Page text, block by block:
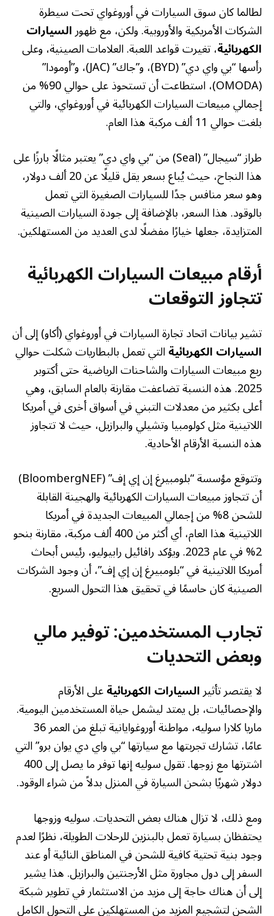
لطالما كان سوق السيارات في أوروغواي تحت سيطرة
الشركات الأمريكية والأوروبية. ولكن، مع ظهورالسيارات
الكهربائية، تغيرت قواعد اللعبة. العلامات الصينية، وعلى
رأسها “بي واي دي” (BYD)، و”جاك” (JAC)، و”أومودا”
(OMODA)، استطاعت أن تستحوذ على حوالي 90% من
إجمالي مبيعات السيارات الكهربائية في أوروغواي، والتي
بلغت حوالي 11 ألف مركبة هذا العام.
طراز “سيجال” (Seal) من “بي واي دي” يعتبر مثالًا بارزًا على
هذا النجاح، حيث يُباع بسعر يقل قليلًا عن 20 ألف دولار،
وهو سعر منافس جدًا للسيارات الصغيرة التي تعمل
بالوقود. هذا السعر، بالإضافة إلى جودة السيارات الصينية
المتزايدة، جعلها خيارًا مفضلًا لدى العديد من المستهلكين.
أرقام مبيعات السيارات الكهربائية
تتجاوز التوقعات
تشير بيانات اتحاد تجارة السيارات في أوروغواي (أكاو) إلى أن
السيارات الكهربائيةالتي تعمل بالبطاريات شكلت حوالي
ربع مبيعات السيارات والشاحنات الرياضية حتى أكتوبر
2025. هذه النسبة تضاعفت مقارنة بالعام السابق، وهي
أعلى بكثير من معدلات التبني في أسواق أخرى في أمريكا
اللاتينية مثل كولومبيا وتشيلي والبرازيل، حيث لا تتجاوز
هذه النسبة الأرقام الأحادية.
وتتوقع مؤسسة “بلومبيرغ إن إي إف” (BloombergNEF)
أن تتجاوز مبيعات السيارات الكهربائية والهجينة القابلة
للشحن 8% من إجمالي المبيعات الجديدة في أمريكا
اللاتينية هذا العام، أي أكثر من 400 ألف مركبة، مقارنة بنحو
2% في عام 2023. ويؤكد رافائيل رابيوليو، رئيس أبحاث
أمريكا اللاتينية في “بلومبيرغ إن إي إف”، أن وجود الشركات
الصينية كان حاسمًا في تحقيق هذا التحول السريع.
تجارب المستخدمين: توفير مالي
وبعض التحديات
لا يقتصر تأثيرالسيارات الكهربائيةعلى الأرقام
والإحصائيات، بل يمتد ليشمل حياة المستخدمين اليومية.
ماريا كلارا سوليه، مواطنة أوروغوايانية تبلغ من العمر 36
عامًا، تشارك تجربتها مع سيارتها “بي واي دي يوان برو” التي
اشترتها مع زوجها. تقول سوليه إنها توفر ما يصل إلى 400
دولار شهريًا بشحن السيارة في المنزل بدلاً من شراء الوقود.
ومع ذلك، لا تزال هناك بعض التحديات. سوليه وزوجها
يحتفظان بسيارة تعمل بالبنزين للرحلات الطويلة، نظرًا لعدم
وجود بنية تحتية كافية للشحن في المناطق النائية أو عند
السفر إلى دول مجاورة مثل الأرجنتين والبرازيل. هذا يشير
إلى أن هناك حاجة إلى مزيد من الاستثمار في تطوير شبكة
الشحن لتشجيع المزيد من المستهلكين على التحول الكامل